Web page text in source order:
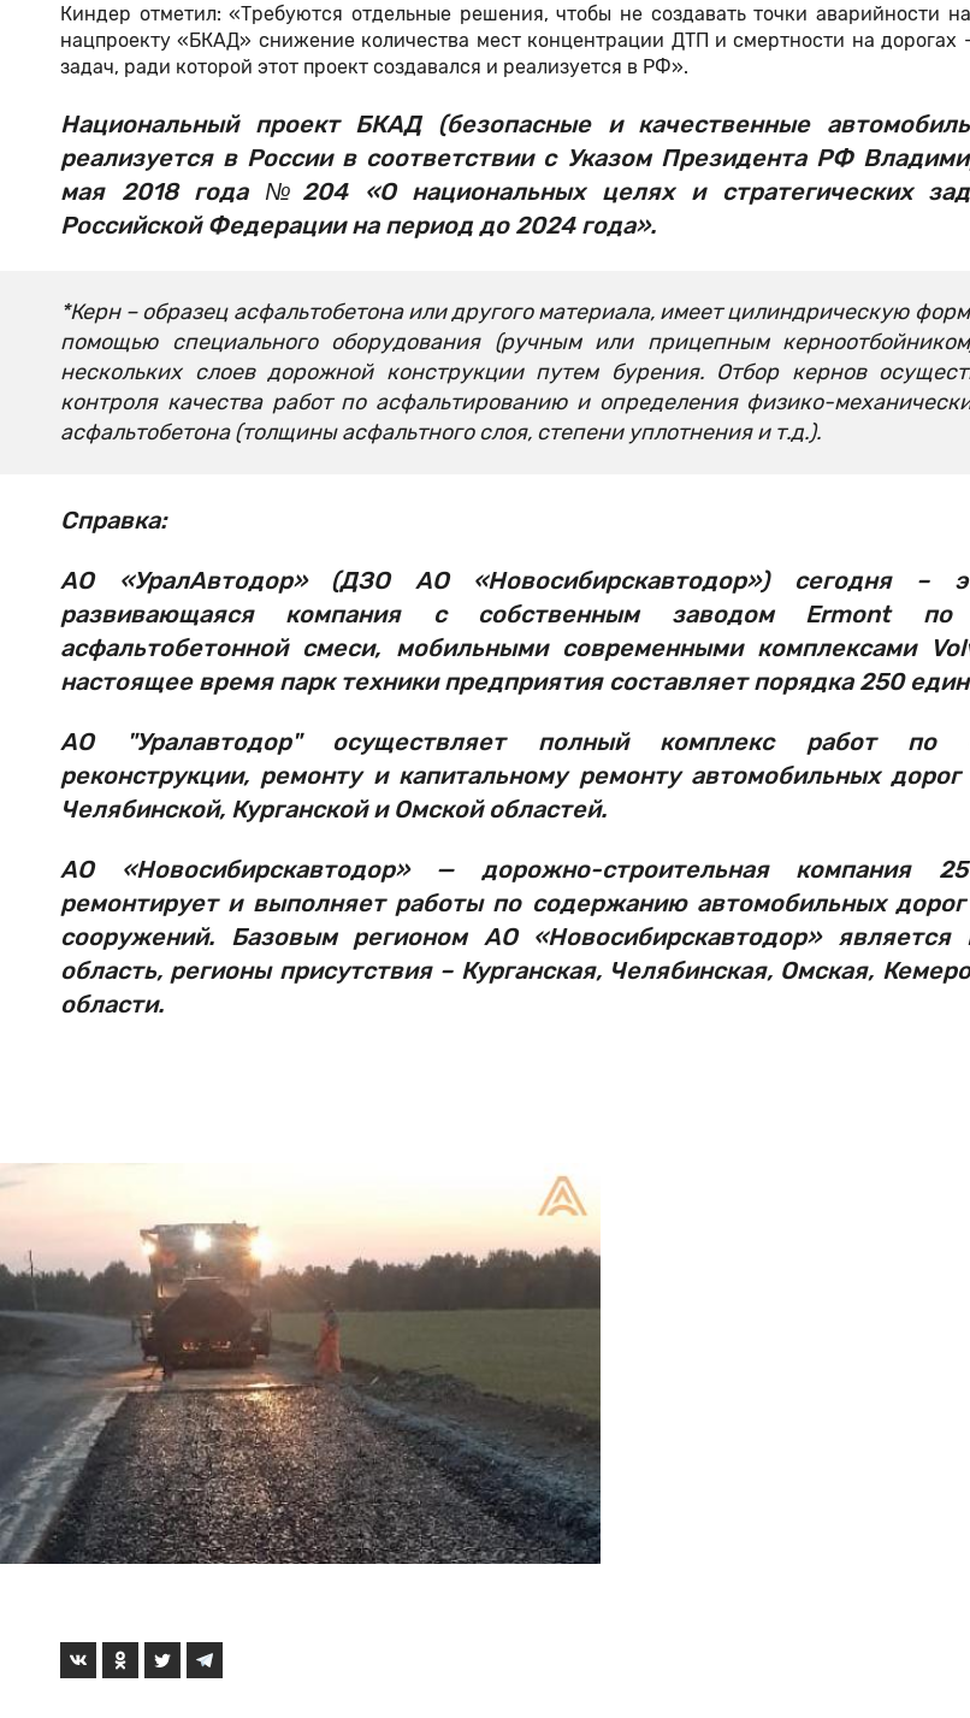
Киндер отметил: «Требуются отдельные решения, чтобы не создавать точки аварийности
нацпроекту «БКАД» снижение количества мест концентрации ДТП и смертности на дорогах
задач, ради которой этот проект создавался и реализуется в РФ».
Национальный проект БКАД (безопасные и качественные
реализуется в России в соответствии с Указом Президента РФ
мая 2018 года №204 «О национальных целях и стратегических
Российской Федерации на период до 2024 года».
*Керн – образец асфальтобетона или другого материала, имеет цилиндрическую
помощью специального оборудования (ручным или прицепным
нескольких слоев дорожной конструкции путем бурения. Отбор кернов
контроля качества работ по асфальтированию и определения физико-
асфальтобетона (толщины асфальтного слоя, степени уплотнения и т.д.).
Справка:
АО «УралАвтодор» (ДЗО АО «Новосибирскавтодор») сегодня –
развивающаяся компания с собственным заводом Ermont по
асфальтобетонной смеси, мобильными современными комплексами
настоящее время парк техники предприятия составляет порядка 250
АО "Уралавтодор" осуществляет полный комплекс работ по
реконструкции, ремонту и капитальному ремонту автомобильных
Челябинской, Курганской и Омской областей.
АО «Новосибирскавтодор» — дорожно-строительная компания
ремонтирует и выполняет работы по содержанию автомобильных
сооружений. Базовым регионом АО «Новосибирскавтодор» является
область, регионы присутствия – Курганская, Челябинская, Омская,
области.